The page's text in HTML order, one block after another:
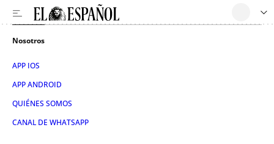
Nosotros
APP IOS
APP ANDROID
QUIÉNES SOMOS
CANAL DE WHATSAPP